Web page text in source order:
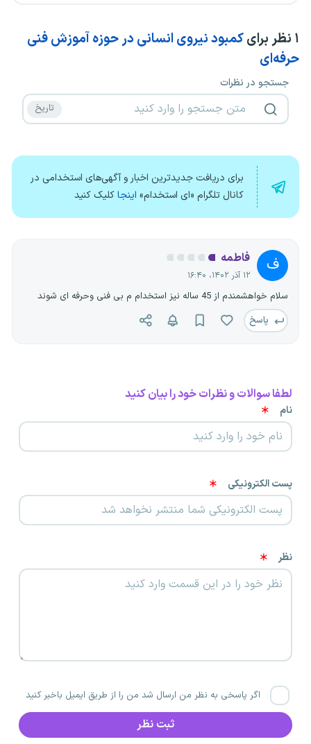
۱ نظر برایکمبود نیروی انسانی در حوزه آموزش فنی
حرفه‌ای
جستجو در نظرات
برای دریافت جدیدترین اخبار و آگهی‌های استخدامی در
کانال تلگرام «ای استخدام» اینجاکلیک کنید
ف فاطمه
۱۲ آذر ۱۴۰۲، ۱۶:۴۰
سلام خواهشمندم از 45 ساله نیز استخدام م بی فنی وحرفه ای شوند
پاسخ
لطفا سوالات و نظرات خود را بیان کنید
نام
پست الکترونیکی
نظر
اگر پاسخی به نظر من ارسال شد من را از طریق ایمیل باخبر کنید